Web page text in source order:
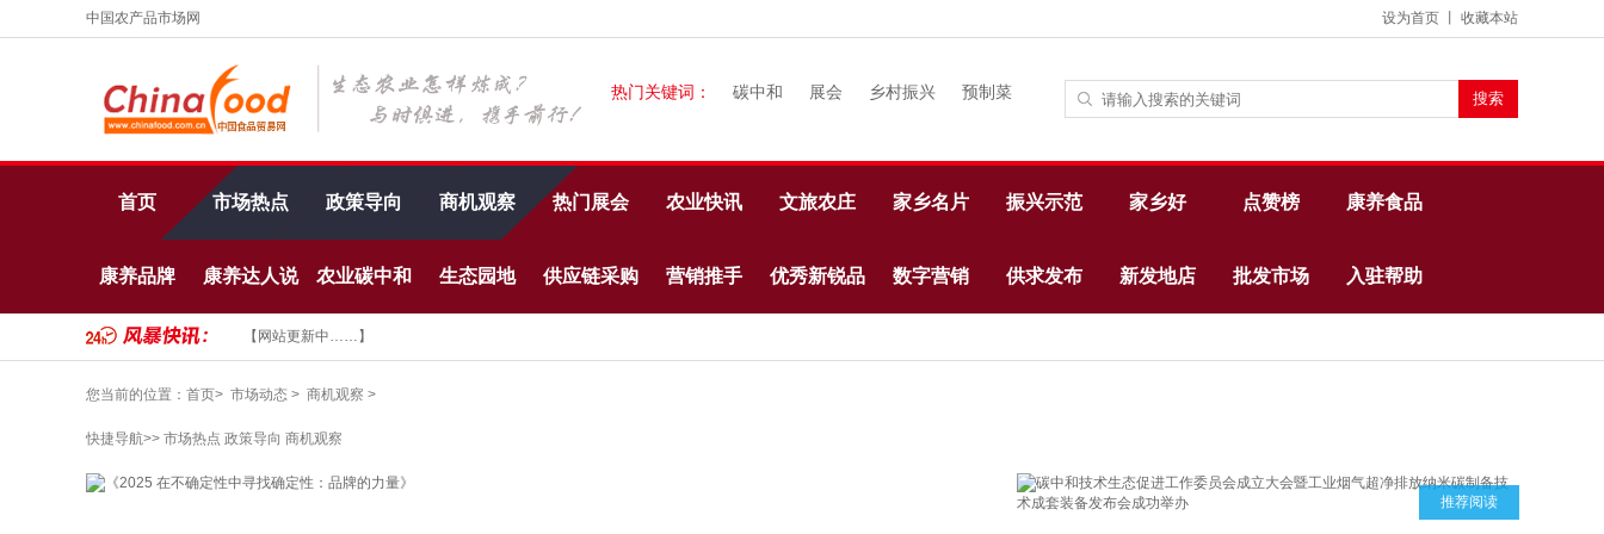
中国农产品市场网 设为首页 收藏本站
热门关键词： 碳中和 展会 乡村振兴 预制菜
首页 市场热点 政策导向 商机观察 热门展会 农业快讯 文旅农庄 家乡名片 振兴示范 家乡好 点赞榜 康养食品
康养品牌 康养达人说 农业碳中和 生态园地 供应链采购 营销推手 优秀新锐品 数字营销 供求发布 新发地店 批发市场 入驻帮助
【网站更新中……】
您当前的位置： 首页> 市场动态 > 商机观察 >
快捷导航>> 市场热点 政策导向 商机观察
推荐阅读